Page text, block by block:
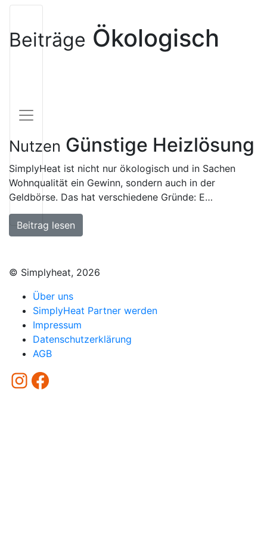
Beiträge Ökologisch
Nutzen Günstige Heizlösung
SimplyHeat ist nicht nur ökologisch und in Sachen
Wohnqualität ein Gewinn, sondern auch in der
Geldbörse. Das hat verschiedene Gründe: E…
Beitrag lesen
© Simplyheat, 2026
Über uns
SimplyHeat Partner werden
Impressum
Datenschutzerklärung
AGB
Instagram
Facebook